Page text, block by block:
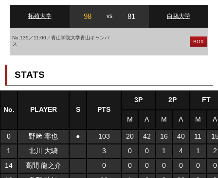
拓殖大学 98 vs 81 白鷗大学
No.135／11:00／青山学院大学青山キャンパ
ス
BOX
STATS
No. PLAYER S PTS
3P 2P FT
M A M A M A
0 野﨑 零也 ● 103 20 42 16 40 11
1
北川 大騎 3 0 0 1 4 1
2
14
髙間 龍之介 0 0 0 0 0 0
0